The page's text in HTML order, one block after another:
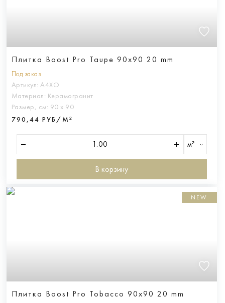
Плитка Boost Pro Taupe 90x90 20 mm
Под заказ
Артикул: A4XO
Материал: Керамогранит
Размер, см: 90 х 90
790,44 РУБ/М²
м²
В корзину
NEW
Плитка Boost Pro Tobacco 90x90 20 mm